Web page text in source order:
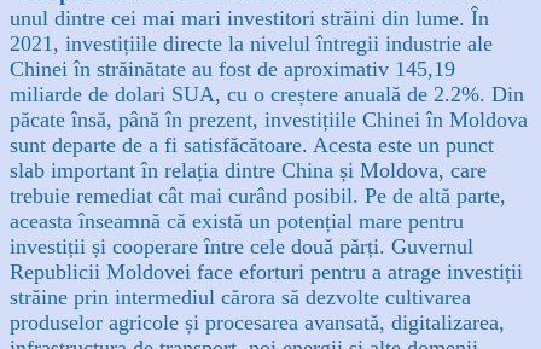
unul dintre cei mai mari investitori străini din lume. În
2021, investițiile directe la nivelul întregii industrie ale
Chinei în străinătate au fost de aproximativ 145,19
miliarde de dolari SUA, cu o creștere anuală de 2.2%. Din
păcate însă, până în prezent, investițiile Chinei în Moldova
sunt departe de a fi satisfăcătoare. Acesta este un punct
slab important în relația dintre China și Moldova, care
trebuie remediat cât mai curând posibil. Pe de altă parte,
aceasta înseamnă că există un potențial mare pentru
investiții și cooperare între cele două părți. Guvernul
Republicii Moldovei face eforturi pentru a atrage investiții
străine prin intermediul cărora să dezvolte cultivarea
produselor agricole și procesarea avansată, digitalizarea,